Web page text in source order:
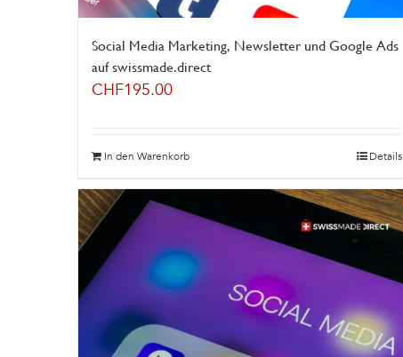
Social Media Marketing, Newsletter und Google Ads
auf swissmade.direct
CHF195.00
In den Warenkorb Details